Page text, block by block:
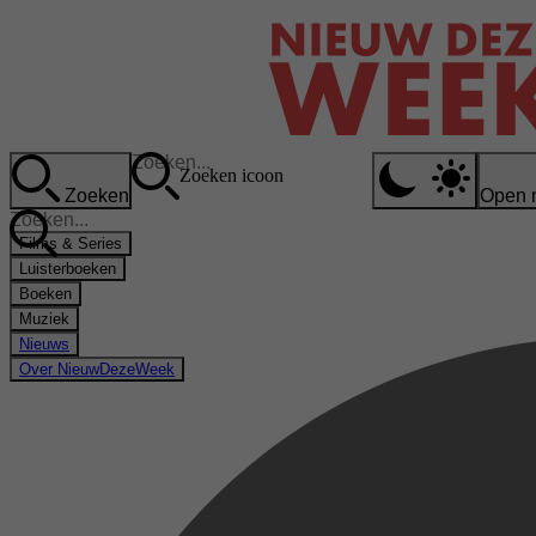
Zoeken
Zoeken icoon
Open
Films & Series
Luisterboeken
Boeken
Muziek
Nieuws
Over NieuwDezeWeek